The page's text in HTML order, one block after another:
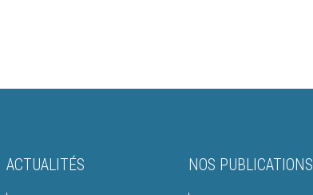
ACTUALITÉS NOS PUBLICATIONS